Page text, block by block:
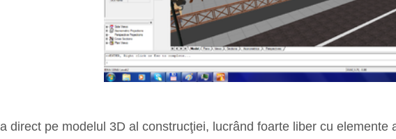
direct pe modelul 3D al construcţiei, lucrând foarte liber cu